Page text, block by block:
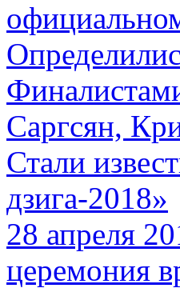
Саргсян,
Стали
дзига-2018»
28 апреля
церемония